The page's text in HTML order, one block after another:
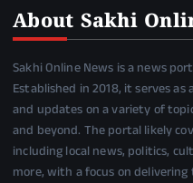
About Sakhi
Sakhi Online News is a news
Established in 2018, it serves
and updates on a variety of
and beyond. The portal likely
including local news, politics,
more, with a focus on